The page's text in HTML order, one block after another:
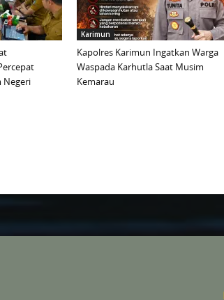
Negeri
Karimun
Kapolres Karimun Ingatkan Warga
Waspada Karhutla Saat Musim
Kemarau